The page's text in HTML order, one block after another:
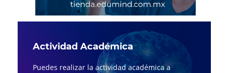
Actividad Académica
Puedes realizar la actividad académica a